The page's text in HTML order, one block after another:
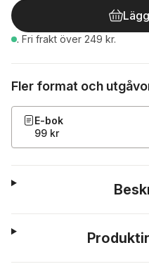
. Fri frakt över 249 kr.
Fler format och
E-bok
99 kr